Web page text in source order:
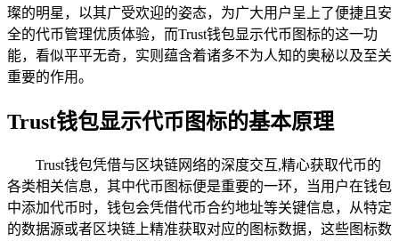
璨的明星，以其广受欢迎的姿态，为广大用户呈上了便捷且安
全的代币管理优质体验，而Trust钱包显示代币图标的这一功
能，看似平平无奇，实则蕴含着诸多不为人知的奥秘以及至关
重要的作用。
Trust钱包显示代币图标的基本原理
Trust钱包凭借与区块链网络的深度交互,精心获取代币的
各类相关信息，其中代币图标便是重要的一环，当用户在钱包
中添加代币时，钱包会凭借代币合约地址等关键信息，从特定
的数据源或者区块链上精准获取对应的图标数据，这些图标数